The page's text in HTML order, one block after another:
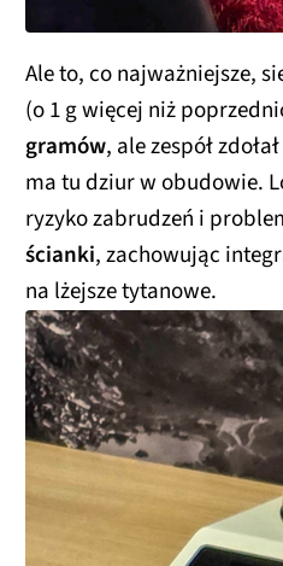
Ale to, co najważniejsze,
(o 1 g więcej niż
gramów, ale zespół
ma tu dziur w obudowie.
ryzyko zabrudzeń i
ścianki, zachowując
na lżejsze tytanowe.